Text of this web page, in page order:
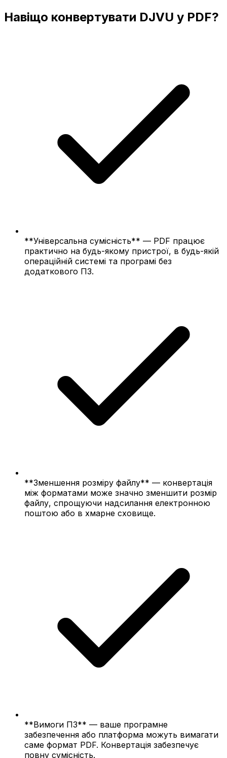
Навіщо конвертувати DJVU у PDF?
**Універсальна сумісність** — PDF працює
практично на будь-якому пристрої, в будь-якій
операційній системі та програмі без
додаткового ПЗ.
**Зменшення розміру файлу** — конвертація
між форматами може значно зменшити розмір
файлу, спрощуючи надсилання електронною
поштою або в хмарне сховище.
**Вимоги ПЗ** — ваше програмне
забезпечення або платформа можуть вимагати
саме формат PDF. Конвертація забезпечує
повну сумісність.